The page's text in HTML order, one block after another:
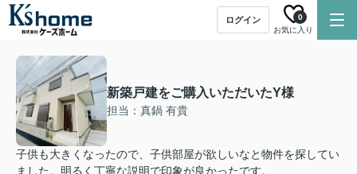
ログイン
お気に入り
0
新築戸建をご購入いただいたY様
担当：真鍋 有貴
子供も大きくなったので、子供部屋が欲しいなと物件を探してい
ました。明るく丁寧な説明で印象が良かったです。